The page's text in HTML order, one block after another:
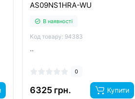
AS09NS1HRA-WU
В наявності
Код товару: 94383
..
0
6325 грн. Купити